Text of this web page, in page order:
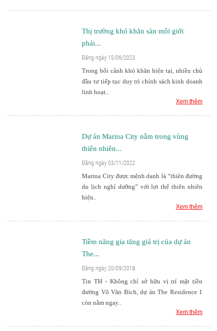
Thị trường khó khăn sàn môi giới
phải...
Đăng ngày 15/06/2023
Trong bối cảnh khó khăn hiện tại, nhiều chủ
đầu tư tiếp tục duy trì chính sách kinh doanh
linh hoạt..
Xem thêm
Dự án Marina City nằm trong vùng
thiên nhiên...
Đăng ngày 03/11/2022
Marina City được mệnh danh là “thiên đường
du lịch nghỉ dưỡng” với lợi thế thiên nhiên
hiện..
Xem thêm
Tiềm năng gia tăng giá trị của dự án
The...
Đăng ngày 20/09/2018
Tin TH - Không chỉ sở hữu vị trí mặt tiền
đường Võ Văn Bích, dự án The Residence 1
còn nằm ngay..
Xem thêm